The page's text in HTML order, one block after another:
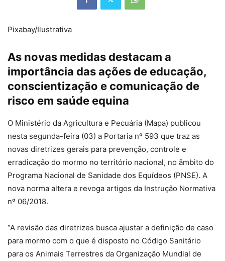
Pixabay/Ilustrativa
As novas medidas destacam a
importância das ações de educação,
conscientização e comunicação de
risco em saúde equina
O Ministério da Agricultura e Pecuária (Mapa) publicou
nesta segunda-feira (03) a Portaria nº 593 que traz as
novas diretrizes gerais para prevenção, controle e
erradicação do mormo no território nacional, no âmbito do
Programa Nacional de Sanidade dos Equídeos (PNSE). A
nova norma altera e revoga artigos da Instrução Normativa
nº 06/2018.
“A revisão das diretrizes busca ajustar a definição de caso
para mormo com o que é disposto no Código Sanitário
para os Animais Terrestres da Organização Mundial de